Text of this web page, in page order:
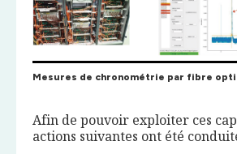
Mesures de chronométrie par fibre
Afin de pouvoir exploiter ces
actions suivantes ont été